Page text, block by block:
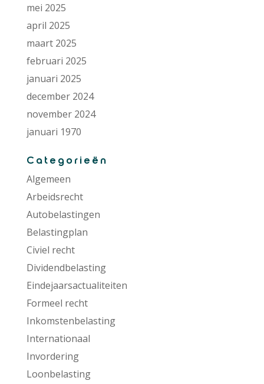
mei 2025
april 2025
maart 2025
februari 2025
januari 2025
december 2024
november 2024
januari 1970
Categorieën
Algemeen
Arbeidsrecht
Autobelastingen
Belastingplan
Civiel recht
Dividendbelasting
Eindejaarsactualiteiten
Formeel recht
Inkomstenbelasting
Internationaal
Invordering
Loonbelasting